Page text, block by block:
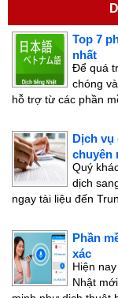
Top 7
nhất
Để quá
chóng
hỗ trợ từ các phần
Dịch vụ
chuyên
Quý
dịch
ngay tài liệu đến
Phần
xác
Hiện
Nhật